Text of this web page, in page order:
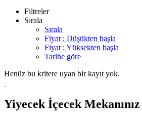
Filtreler
Sırala
Sırala
Fiyat : Düşükten başla
Fiyat : Yüksekten başla
Tarihe göre
Henüz bu kritere uyan bir kayıt yok.
Yiyecek İçecek